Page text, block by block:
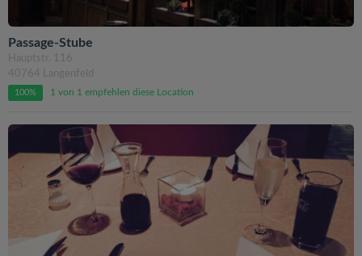
Passage-Stube
Hauptstr. 116
40764 Langenfeld
100% 1 von 1 empfehlen diese Location